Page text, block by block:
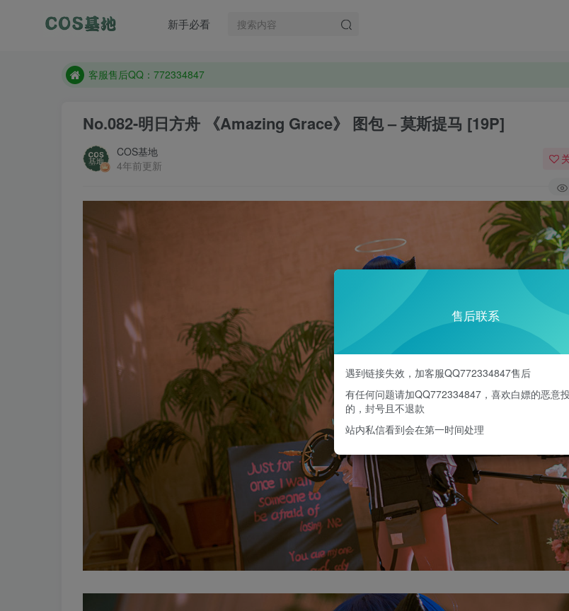
新手必看
遇到任何问题加客服QQ：772334847
客服售后QQ：772334847
防失联：百度搜索《一七天佳》，实时查看最新站点。
No.082-明日方舟 《Amazing Grace》 图包 – 莫斯提马 [19P]
COS基地
4年前更新
售后联系
遇到链接失效，加客服QQ772334847售后
有任何问题请加QQ772334847，喜欢白嫖的恶意
的，封号且不退款
站内私信看到会在第一时间处理